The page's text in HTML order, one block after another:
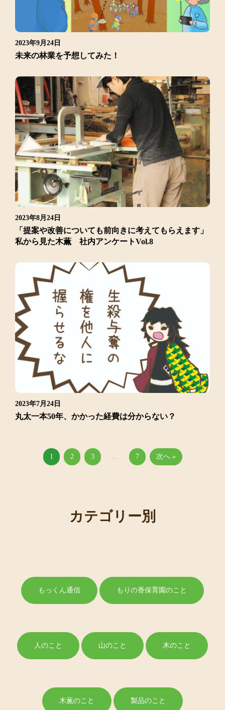
2023年9月24日
未来の林業を予想してみた！
2023年8月24日
「提案や改善についても前向きに考えてもらえます」
私から見た木薫 社内アンケートVol.8
2023年7月24日
丸太一本50年、かかった経費は分からない？
1 2 3 … 7 次へ »
カテゴリー別
もっくん通信 もりの香保育園のこと
人のこと 山のこと 木のこと
木薫のこと 製品のこと